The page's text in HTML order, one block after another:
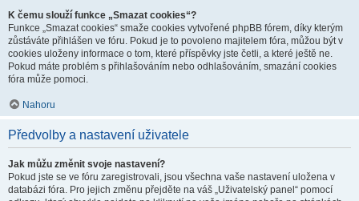
K čemu slouží funkce „Smazat cookies“?
Funkce „Smazat cookies“ smaže cookies vytvořené phpBB fórem, díky kterým
zůstáváte přihlášen ve fóru. Pokud je to povoleno majitelem fóra, můžou být v
cookies uloženy informace o tom, které příspěvky jste četli, a které ještě ne.
Pokud máte problém s přihlašováním nebo odhlašováním, smazání cookies
fóra může pomoci.
Nahoru
Předvolby a nastavení uživatele
Jak můžu změnit svoje nastavení?
Pokud jste se ve fóru zaregistrovali, jsou všechna vaše nastavení uložena v
databázi fóra. Pro jejich změnu přejděte na váš „Uživatelský panel“ pomocí